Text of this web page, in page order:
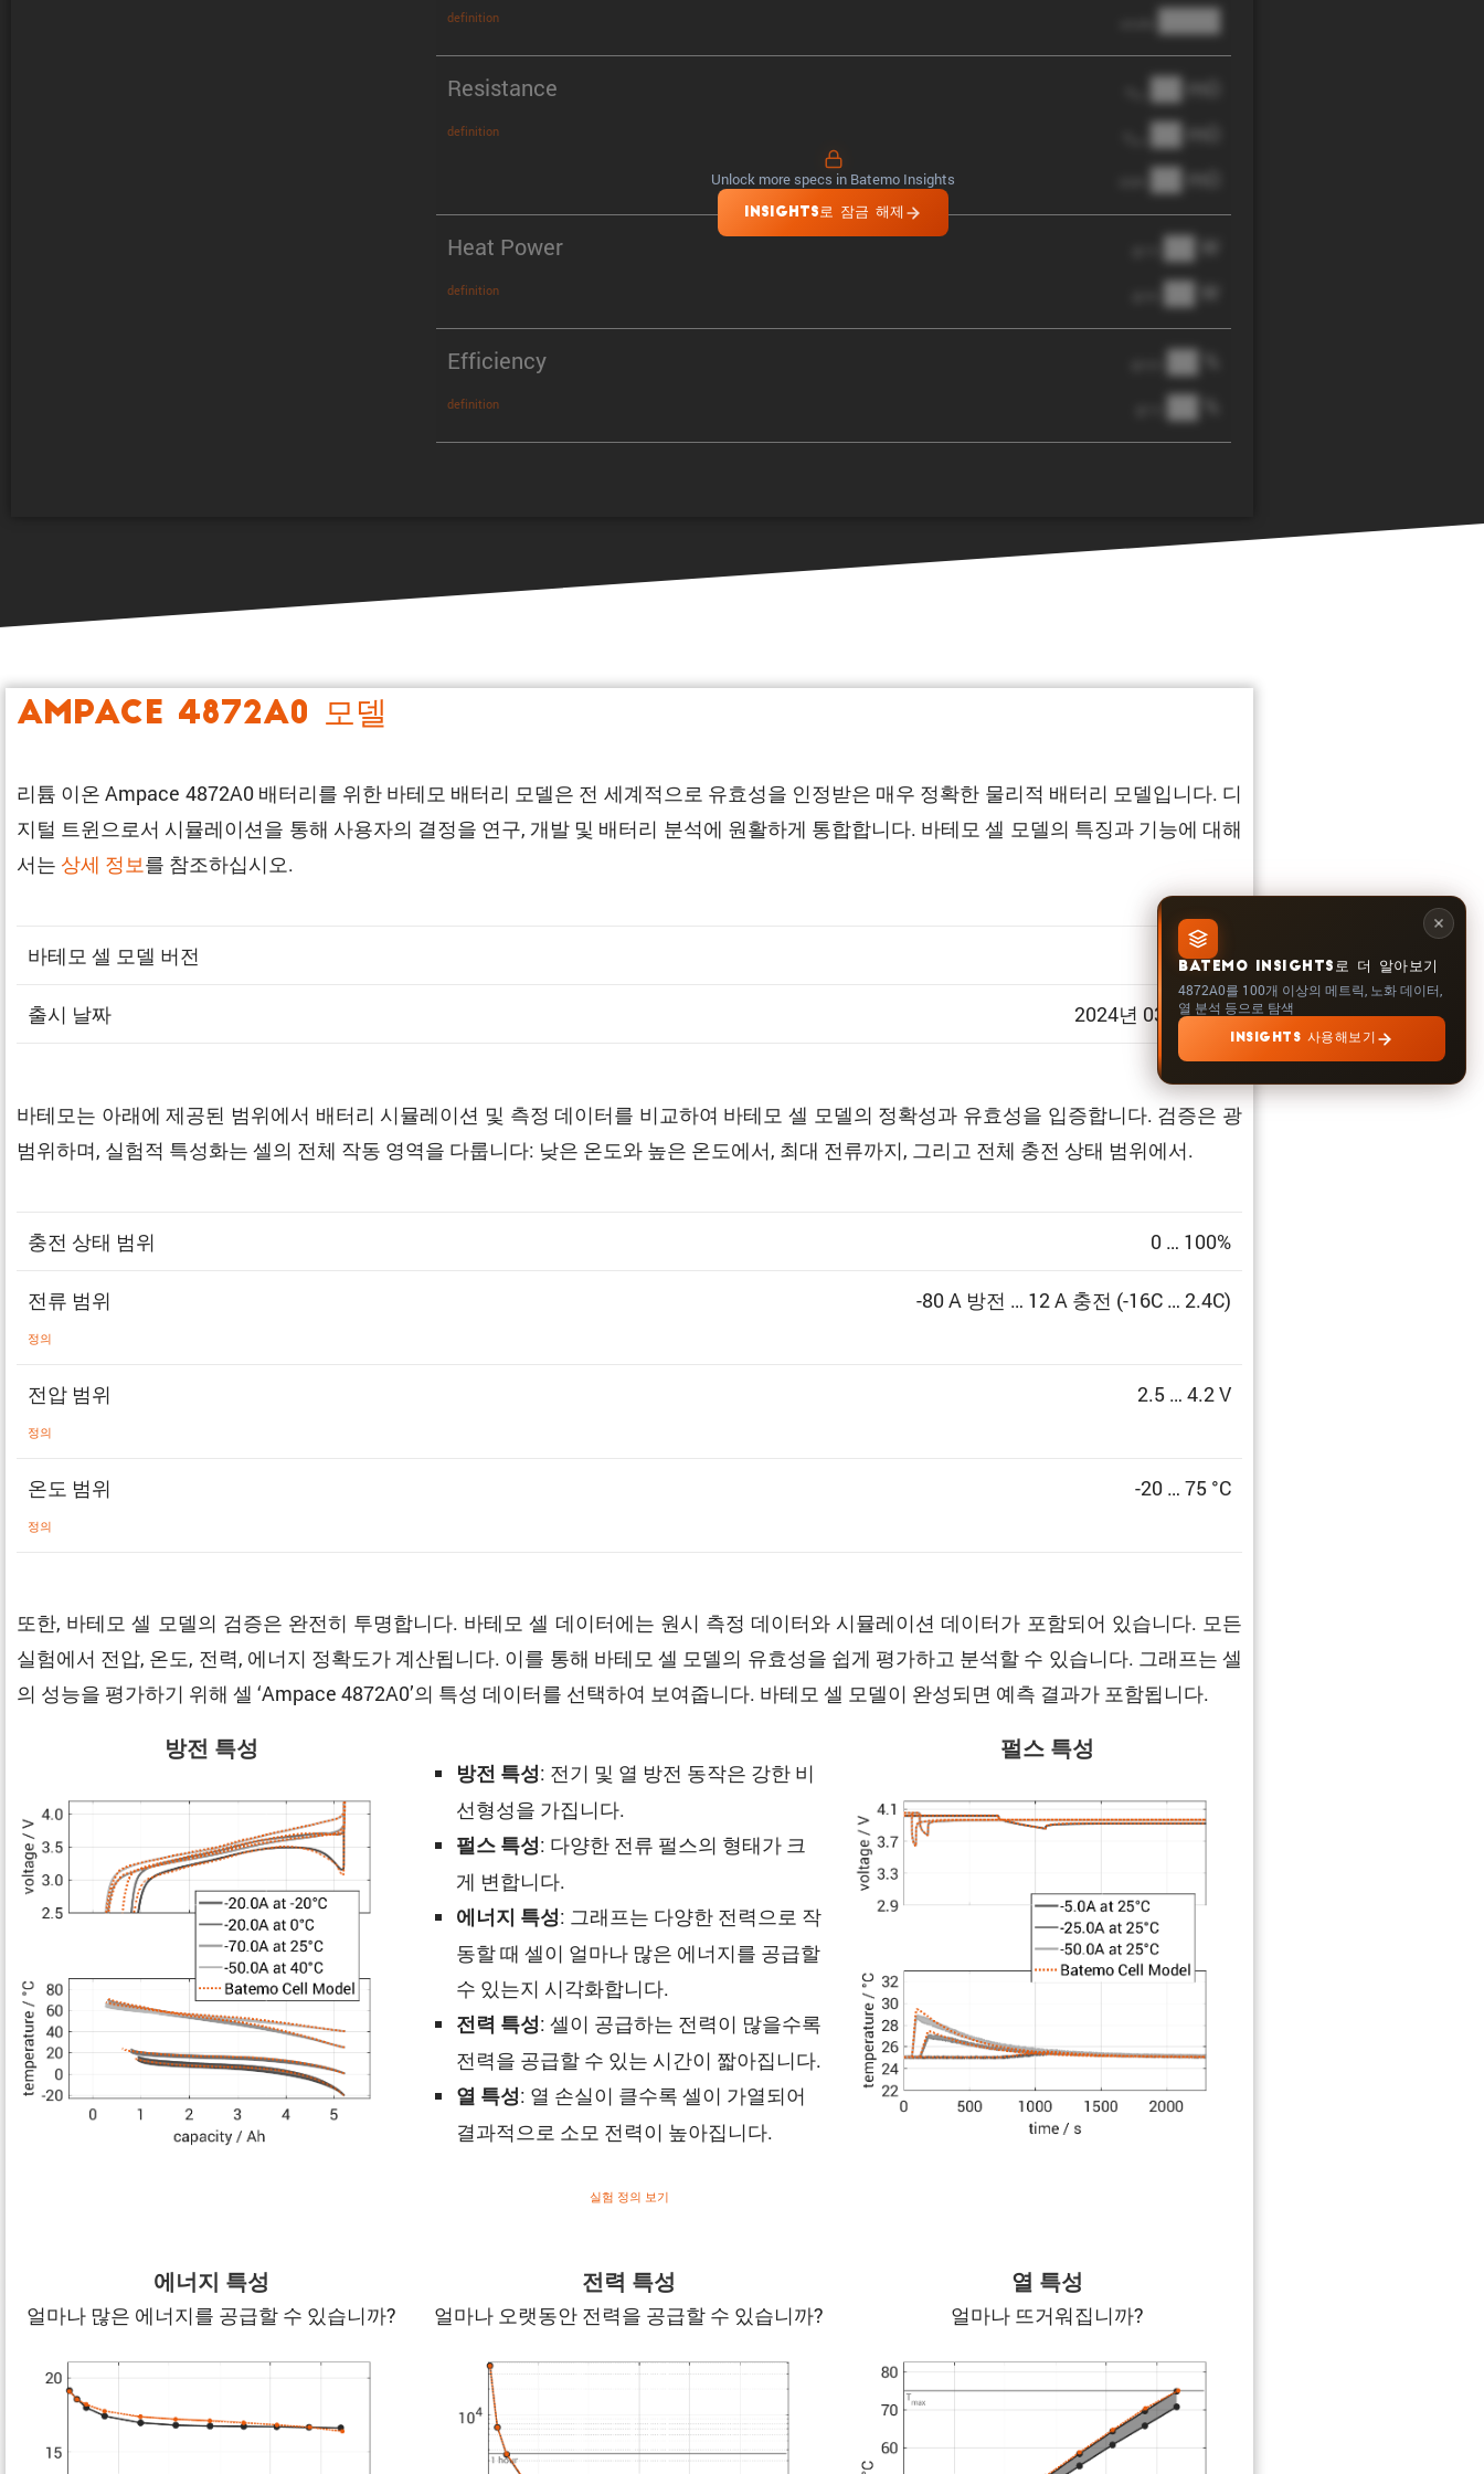
definition ████
Resistance
definition
██ mΩ
██ mΩ
██ mΩ
Heat Power
definition
██ W
██ W
Efficiency
definition
██ %
██ %
Unlock more specs in Batemo Insights
INSIGHTS로 잠금 해제
BATEMO INSIGHTS로 더 알아보기
4872A0를 100개 이상의 메트릭, 노화 데이터,
열 분석 등으로 탐색
INSIGHTS 사용해보기
Ampace 4872A0 모델
리튬 이온 Ampace 4872A0 배터리를 위한 바테모 배터리 모델은 전 세계적으로 유효성을 인정받은 매우 정확한 물리적 배터리 모델입니다. 디
지털 트윈으로서 시뮬레이션을 통해 사용자의 결정을 연구, 개발 및 배터리 분석에 원활하게 통합합니다. 바테모 셀 모델의 특징과 기능에 대해
서는 상세 정보를 참조하십시오.
바테모 셀 모델 버전 1.512
출시 날짜 2024년 03월 31일
바테모는 아래에 제공된 범위에서 배터리 시뮬레이션 및 측정 데이터를 비교하여 바테모 셀 모델의 정확성과 유효성을 입증합니다. 검증은 광
범위하며, 실험적 특성화는 셀의 전체 작동 영역을 다룹니다: 낮은 온도와 높은 온도에서, 최대 전류까지, 그리고 전체 충전 상태 범위에서.
충전 상태 범위 0 … 100%
전류 범위
정의
-80 A 방전 … 12 A 충전 (-16C … 2.4C)
전압 범위
정의
2.5 … 4.2 V
온도 범위
정의
-20 … 75 °C
또한, 바테모 셀 모델의 검증은 완전히 투명합니다. 바테모 셀 데이터에는 원시 측정 데이터와 시뮬레이션 데이터가 포함되어 있습니다. 모든
실험에서 전압, 온도, 전력, 에너지 정확도가 계산됩니다. 이를 통해 바테모 셀 모델의 유효성을 쉽게 평가하고 분석할 수 있습니다. 그래프는 셀
의 성능을 평가하기 위해 셀 ‘Ampace 4872A0’의 특성 데이터를 선택하여 보여줍니다. 바테모 셀 모델이 완성되면 예측 결과가 포함됩니다.
방전 특성
방전 특성: 전기 및 열 방전 동작은 강한 비
선형성을 가집니다.
펄스 특성: 다양한 전류 펄스의 형태가 크
게 변합니다.
에너지 특성: 그래프는 다양한 전력으로 작
동할 때 셀이 얼마나 많은 에너지를 공급할
수 있는지 시각화합니다.
전력 특성: 셀이 공급하는 전력이 많을수록
전력을 공급할 수 있는 시간이 짧아집니다.
열 특성: 열 손실이 클수록 셀이 가열되어
결과적으로 소모 전력이 높아집니다.
펄스 특성
실험 정의 보기
에너지 특성
얼마나 많은 에너지를 공급할 수 있습니까?
전력 특성
얼마나 오랫동안 전력을 공급할 수 있습니까?
열 특성
얼마나 뜨거워집니까?